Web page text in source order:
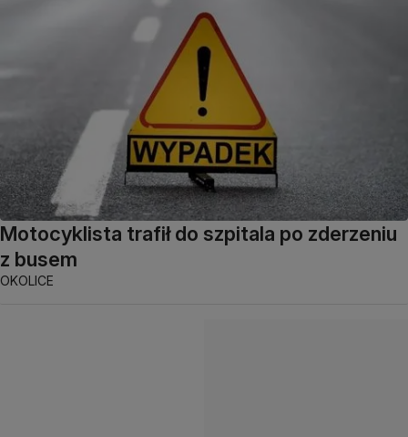
Motocyklista trafił do szpitala po zderzeniu
z busem
OKOLICE